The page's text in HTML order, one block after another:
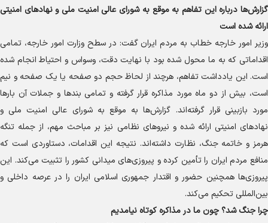
گزارش‌ها درباره این تفاهم به موقع به شورای عالی امنیت ملی و نهاد‌های امنیتی
ارائه شده است
وزیر امور خارجه خطاب به مردم ایران گفت: در سطح وزارت امور خارجه، تمامی
اقداماتی که به ما محول شده بود با نهایت دقت، وسواس و احتیاط انجام شده
است. این یادداشت تفاهم، هرچند از لحاظ حجم دو صفحه یا یک صفحه و نیم
است، بیش از دو ماه مورد مذاکره قرار گرفته و تمامی بند‌ها و جملات آن بار‌ها
مورد بازبینی قرار گرفته‌اند. گزارش‌ها به موقع به شورای عالی امنیت ملی و
نهاد‌های امنیتی ارائه شده و نیرو‌های نظامی نیز بر مباحث مهم، از جمله تنگه
هرمز و خاتمه جنگ، نظارت داشته‌اند. نتیجه این اقدامات، دستاوردی است که
منافع مردم ایران را تأمین کرده و پیروزی‌های میدانی کشور را تثبیت می‌کند. این
پیروزی‌ها همچنین حضور و اقتدار جمهوری اسلامی ایران را در عرصه داخلی و
بین‌المللی تحکیم می‌کند.
چرا جنگ شد؟ چون ما در مذاکره کوتاه نیامدیم